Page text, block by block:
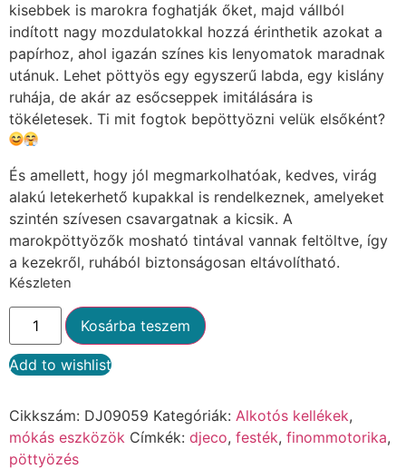
kisebbek is marokra foghatják őket, majd vállból
indított nagy mozdulatokkal hozzá érinthetik azokat a
papírhoz, ahol igazán színes kis lenyomatok maradnak
utánuk. Lehet pöttyös egy egyszerű labda, egy kislány
ruhája, de akár az esőcseppek imitálására is
tökéletesek. Ti mit fogtok bepöttyözni velük elsőként?
És amellett, hogy jól megmarkolhatóak, kedves, virág
alakú letekerhető kupakkal is rendelkeznek, amelyeket
szintén szívesen csavargatnak a kicsik. A
marokpöttyözők mosható tintával vannak feltöltve, így
a kezekről, ruhából biztonságosan eltávolítható.
Készleten
Kosárba teszem
Add to wishlist
Cikkszám: DJ09059 Kategóriák: Alkotós kellékek,
mókás eszközök Címkék: djeco, festék, finommotorika,
pöttyözés